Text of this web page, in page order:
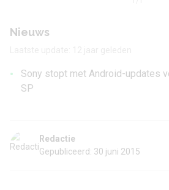
Nieuws
•
Sony stopt met Android-updates
SP
Redactie
Gepubliceerd: 30 juni 2015